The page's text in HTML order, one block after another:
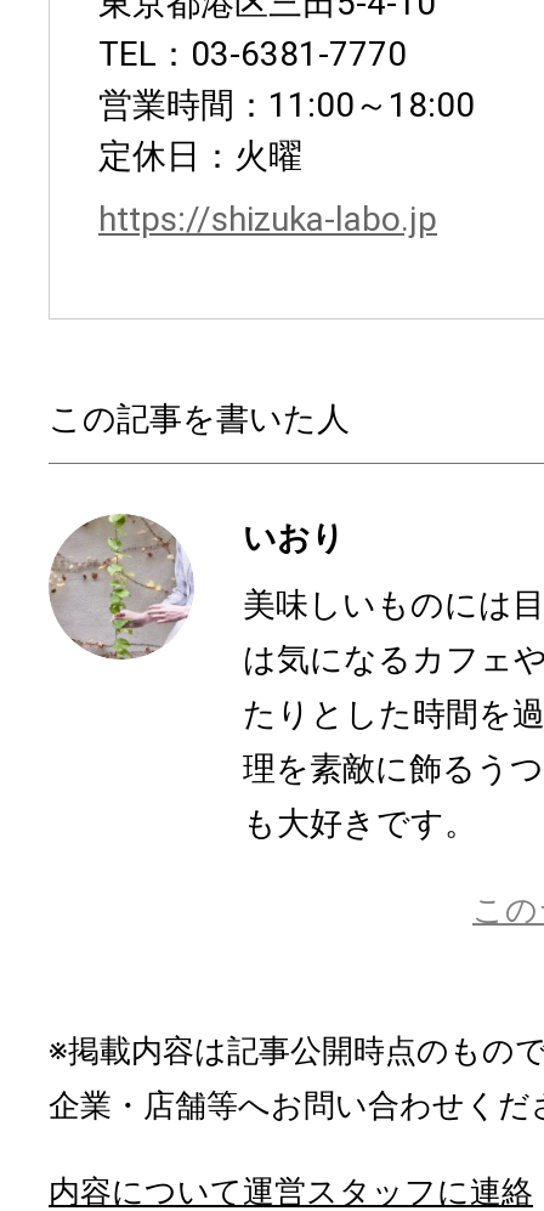
TEL：03-6381-7770
営業時間：11:00～18:00
定休日：火曜
https://shizuka-labo.jp
この記事を書いた人
いおり
美味しいものには
は気になるカフェ
たりとした時間を
理を素敵に飾るう
も大好きです。
こ
※掲載内容は記事公開時点のもの
企業・店舗等へお問い合わせくだ
内容について運営スタッフに連絡